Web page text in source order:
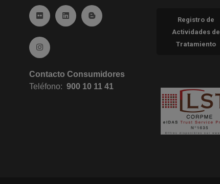
Ir a Flickr (abre en ventana nueva)
Ir a Linkedin (abre en ventana nueva)
Ir al Blog (abre en ventana nueva)
Ir a Instagram (abre en ventana nueva)
Contacto Consumidores
Teléfono:900 10 11 41
Registro de
Actividades de
Tratamiento